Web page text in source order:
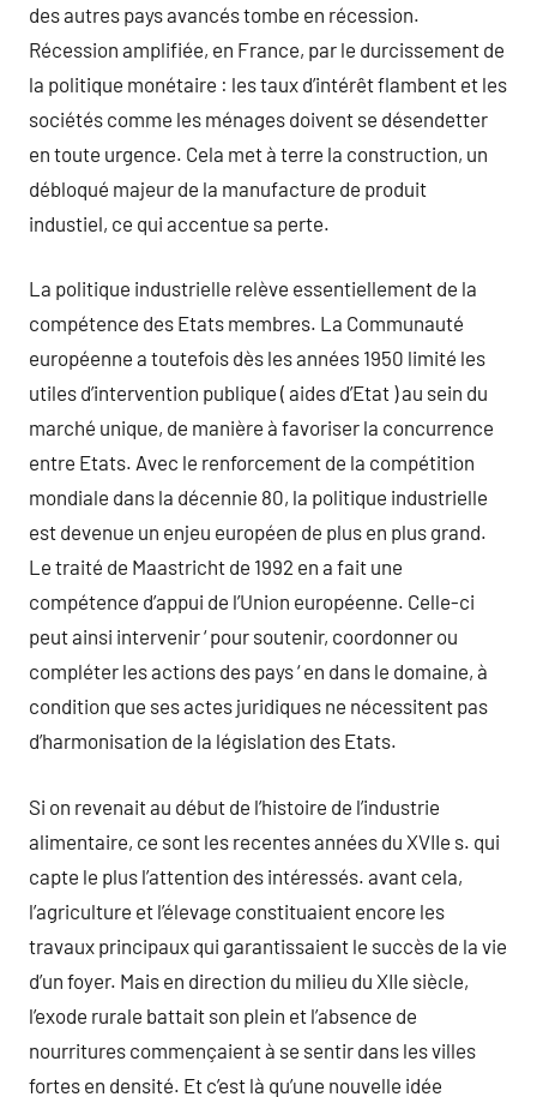
des autres pays avancés tombe en récession.
Récession amplifiée, en France, par le durcissement de
la politique monétaire : les taux d’intérêt flambent et les
sociétés comme les ménages doivent se désendetter
en toute urgence. Cela met à terre la construction, un
débloqué majeur de la manufacture de produit
industiel, ce qui accentue sa perte.
La politique industrielle relève essentiellement de la
compétence des Etats membres. La Communauté
européenne a toutefois dès les années 1950 limité les
utiles d’intervention publique ( aides d’Etat ) au sein du
marché unique, de manière à favoriser la concurrence
entre Etats. Avec le renforcement de la compétition
mondiale dans la décennie 80, la politique industrielle
est devenue un enjeu européen de plus en plus grand.
Le traité de Maastricht de 1992 en a fait une
compétence d’appui de l’Union européenne. Celle-ci
peut ainsi intervenir ‘ pour soutenir, coordonner ou
compléter les actions des pays ‘ en dans le domaine, à
condition que ses actes juridiques ne nécessitent pas
d’harmonisation de la législation des Etats.
Si on revenait au début de l’histoire de l’industrie
alimentaire, ce sont les recentes années du XVIIe s. qui
capte le plus l’attention des intéressés. avant cela,
l’agriculture et l’élevage constituaient encore les
travaux principaux qui garantissaient le succès de la vie
d’un foyer. Mais en direction du milieu du XIIe siècle,
l’exode rurale battait son plein et l’absence de
nourritures commençaient à se sentir dans les villes
fortes en densité. Et c’est là qu’une nouvelle idée